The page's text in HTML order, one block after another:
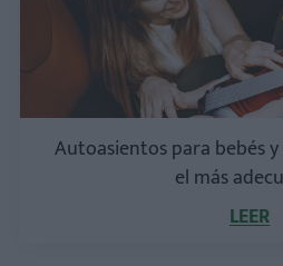
Autoasientos para bebés
el más
LEER